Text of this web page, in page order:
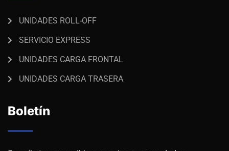
UNIDADES ROLL-OFF
SERVICIO EXPRESS
UNIDADES CARGA FRONTAL
UNIDADES CARGA TRASERA
Boletín